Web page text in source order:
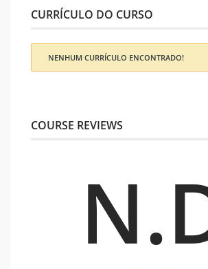
CURRÍCULO DO CURSO
NENHUM CURRÍCULO ENCONTRADO!
COURSE REVIEWS